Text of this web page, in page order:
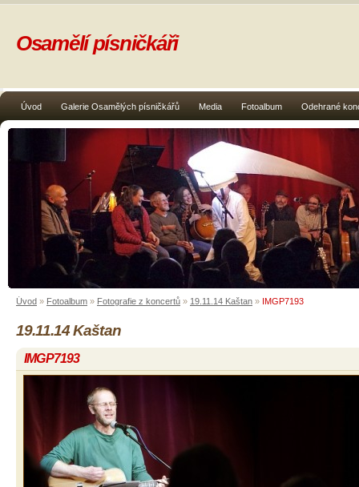
Úvod Galerie Osamělých písničkářů Media Fotoalbum Odehrané
Osamělí písničkáři
Úvod » Fotoalbum » Fotografie z koncertů » 19.11.14 Kaštan » IMGP7193
19.11.14 Kaštan
IMGP7193